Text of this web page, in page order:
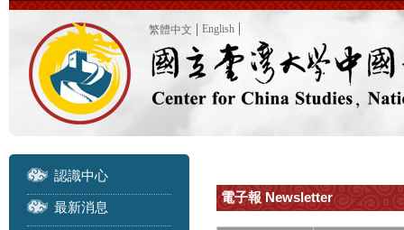
繁體中文 English
認識中心
最新消息
電子報 Newsletter